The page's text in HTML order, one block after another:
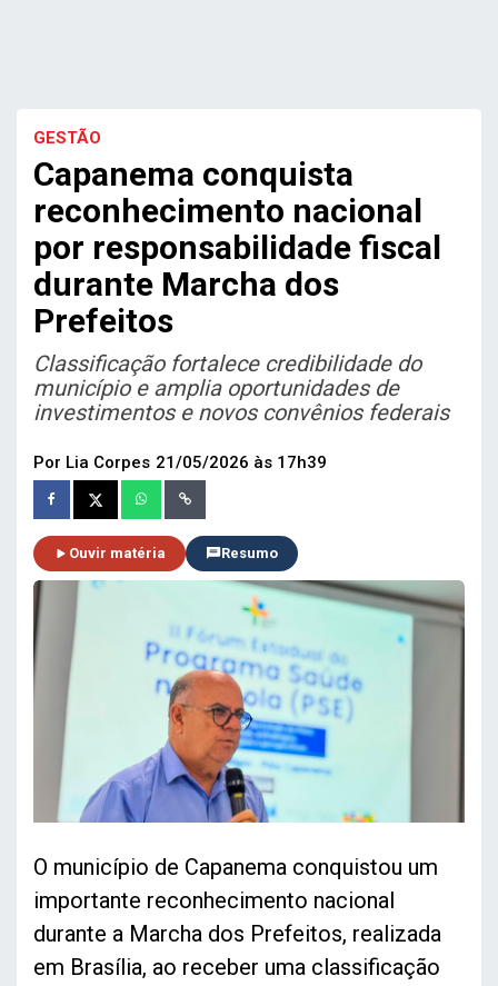
GESTÃO
Capanema conquista
reconhecimento nacional
por responsabilidade fiscal
durante Marcha dos
Prefeitos
Classificação fortalece credibilidade do
município e amplia oportunidades de
investimentos e novos convênios federais
Por Lia Corpes 21/05/2026 às 17h39
Ouvir matéria Resumo
O município de Capanema conquistou um
importante reconhecimento nacional
durante a Marcha dos Prefeitos, realizada
em Brasília, ao receber uma classificação